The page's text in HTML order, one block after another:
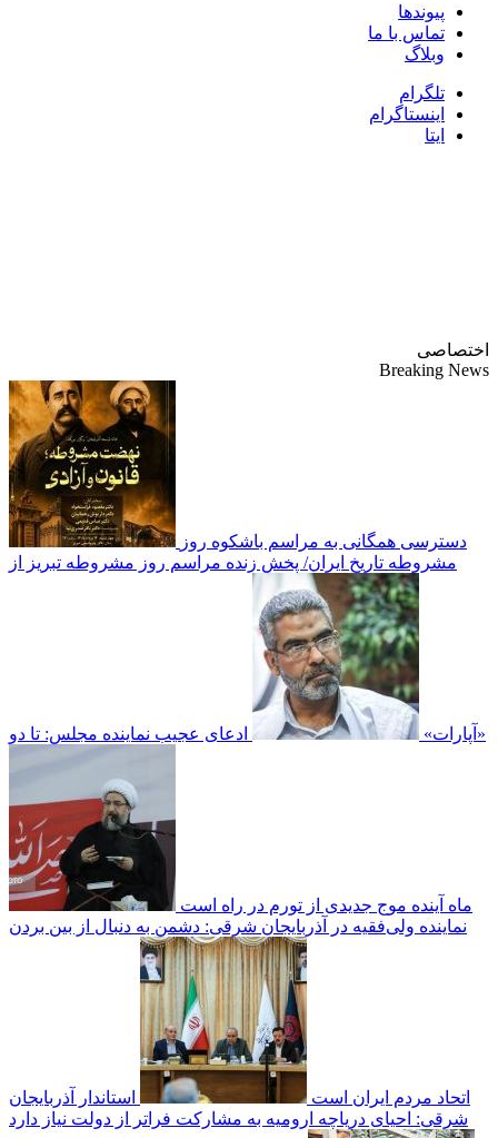
پیوندها
تماس با ما
وبلاگ
تلگرام
اینستاگرام
ایتا
اختصاصی
Breaking News
دسترسی همگانی به مراسم باشکوه روز
مشروطه تاریخ ایران/ پخش زنده مراسم روز مشروطه تبریز از
«آپارات» ادعای عجیب نماینده مجلس: تا دو
ماه آینده موج جدیدی از تورم در راه است
نماینده ولی‌فقیه در آذربایجان شرقی: دشمن به دنبال از بین بردن
اتحاد مردم ایران است
استاندار آذربایجان
شرقی: احیای دریاچه ارومیه به مشارکت فراتر از دولت نیاز دارد